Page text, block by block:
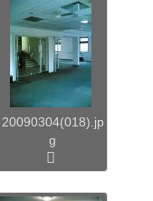
20090304(018).jp
g